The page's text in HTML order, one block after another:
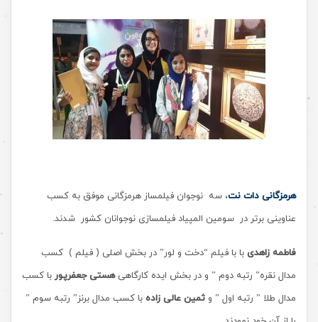
هرمزگانی دات نت، سه نوجوان فیلمساز هرمزگانی موفق به کسب
عناوینی برتر در سومین المپیاد فیلمسازی نوجوانان کشور شدند.
فاطمه زاهدی با با فیلم “دخت و لور” در بخش اصلی ( فیلم ) کسب
مدال نقره” رتبه دوم ” و در بخش ایده کارگاهیهستی جعفرپور با کسب
مدال طلا ” رتبه اول ” و ثمین عالی زاده با کسب مدال برنز” رتبه سوم ”